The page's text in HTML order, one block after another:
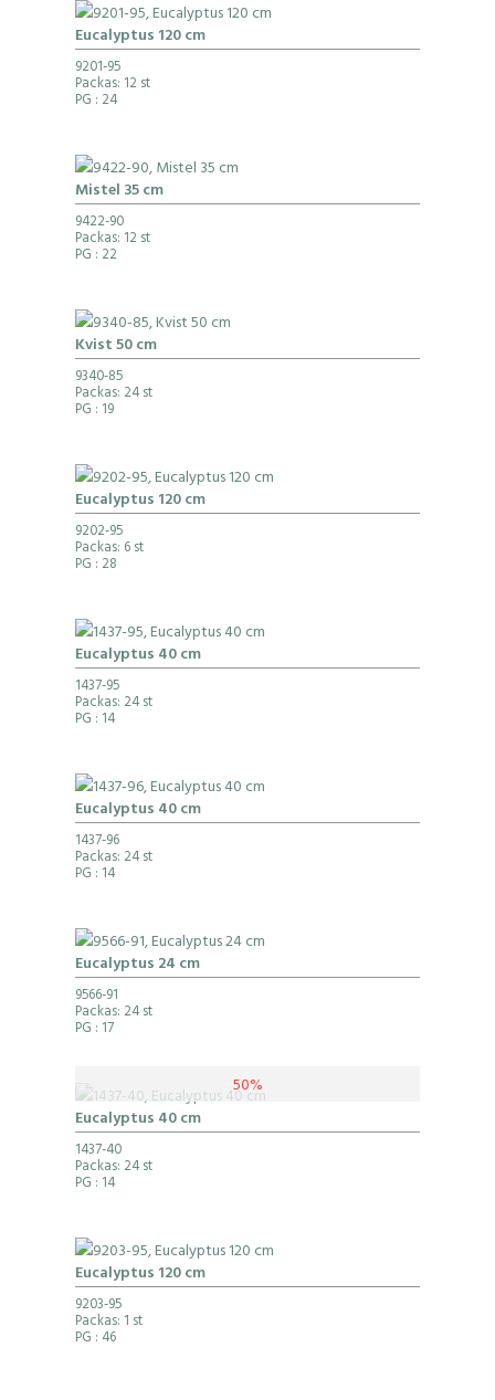
Eucalyptus 120 cm
9201-95
Packas: 12 st
PG : 24
Mistel 35 cm
9422-90
Packas: 12 st
PG : 22
Kvist 50 cm
9340-85
Packas: 24 st
PG : 19
Eucalyptus 120 cm
9202-95
Packas: 6 st
PG : 28
Eucalyptus 40 cm
1437-95
Packas: 24 st
PG : 14
Eucalyptus 40 cm
1437-96
Packas: 24 st
PG : 14
Eucalyptus 24 cm
9566-91
Packas: 24 st
PG : 17
50%
Eucalyptus 40 cm
1437-40
Packas: 24 st
PG : 14
Eucalyptus 120 cm
9203-95
Packas: 1 st
PG : 46